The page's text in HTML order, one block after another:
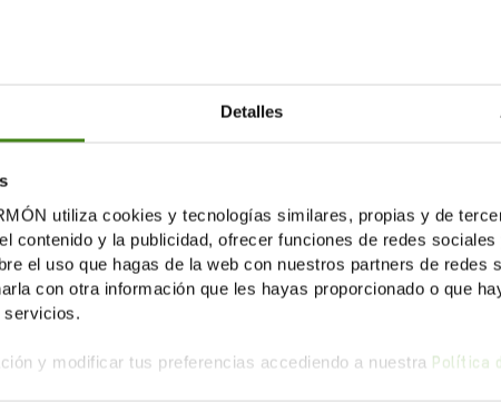
Detalles
utiliza cookies y tecnologías similares, propias y de
contenido y la publicidad, ofrecer funciones de redes
el uso que hagas de la web con nuestros partners de redes
con otra información que les hayas proporcionado o que
servicios.
y modificar tus preferencias accediendo a nuestra Política